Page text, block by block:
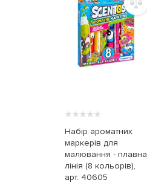
★★★★★
Набір ароматних
маркерів для
малювання - плавна
лінія (8 кольорів),
арт. 40605